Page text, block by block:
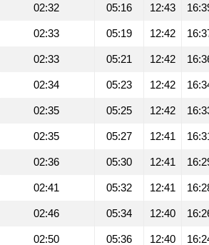
02:32 05:16 12:43
02:33 05:19 12:42
02:33 05:21 12:42
02:34 05:23 12:42
02:35 05:25 12:42
02:35 05:27 12:41
02:36 05:30 12:41
02:41 05:32 12:41
02:46 05:34 12:40
02:50 05:36 12:40